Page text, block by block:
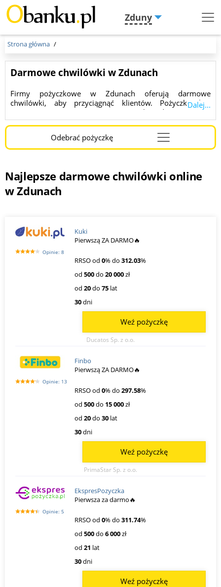
Zduny
Menu
Strona główna
Darmowe chwilówki w Zdunach
Firmy pożyczkowe w Zdunach oferują darmowe
chwilówki, aby przyciągnąć klientów. Pożyczkę bez
oprocentowania można otrzymać na okres do 3600 dni, a
kwota może sięgać nawet 150 000 złotych. Znaleziono dla
Dalej...
Odebrać pożyczkę
Najlepsze darmowe chwilówki online
w Zdunach
Opinie: 8
Kuki
Pierwszą ZA DARMO🔥
RRSO od 0% do 312.03%
od 500do 20 000zł
od 20do 75 lat
30dni
Ducatos Sp. z o.o.
Weź pożyczkę
Opinie: 13
Finbo
Pierwszą ZA DARMO🔥
RRSO od 0% do 297.58%
od 500do 15 000zł
od 20do 30 lat
30dni
PrimaStar Sp. z o.o.
Weź pożyczkę
Opinie: 5
EkspresPozyczka
Pierwsza za darmo🔥
RRSO od 0% do 311.74%
od 500do 6 000zł
od 21 lat
30dni
Weź pożyczkę